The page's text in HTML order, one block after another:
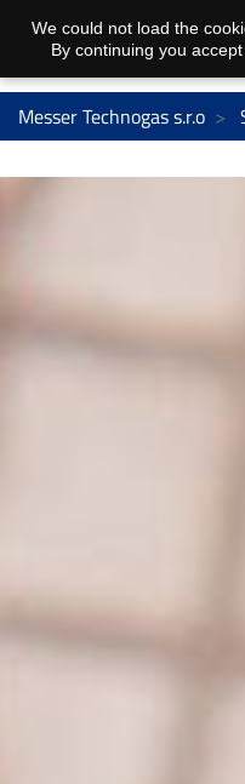
Messer Technogas s.r.o
We could not load the
By continuing you